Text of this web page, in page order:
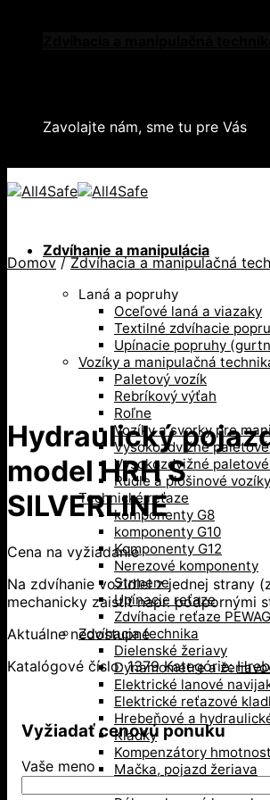
Zavolajte nám, sme tu pre Vás
Zdvíhanie a manipulácia
Laná a popruhy
Oceľové laná a viazaky
Textilné zdvíhacie
Upínacie popruhy
Vozíky a manipulačná
Paletový vozík
Rebríkový výťah
Roľne
Vozíky a svorky pre
Vysokozdvižné
Vysokozdvižné
Rudle a plošinové vozíky
Technické reťaze
komponenty G8
komponenty G10
Komponenty G12
Nerezové komponenty
Strmene
Upínacie reťaze
Zdvíhacie reťaze
Zdvíhacia technika
Dielenské žeriavy
Dynamometre a
Elektrické lanové
Elektrické reťazové
Hrebeňové a
Kladky
Kompenzátory
Mačka, pojazd žeriava
Domov / Zdvíhacia a manipulačná
Hydraulický
model HRH S
SILVERLINE
Cena na vyžiadanie
Na zdvíhanie vozidiel z jednej strany
mechanicky zaistiť napr. podpornými
Aktuálne nedostupné
Katalógové číslo:1379 Kategórie:
Vyžiadať cenovú ponuku
Vaše meno